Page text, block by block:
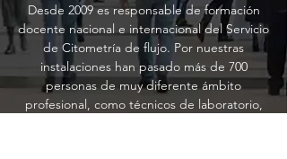
Desde 2009 es responsable de formación
docente nacional e internacional del Servicio
de Citometría de flujo. Por nuestras
instalaciones han pasado más de 700
personas de muy diferente ámbito
profesional, como técnicos de laboratorio,